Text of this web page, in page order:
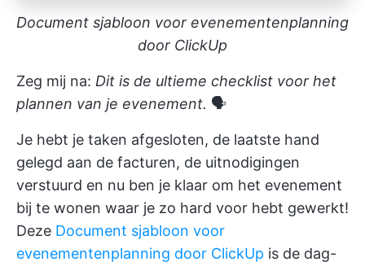
Document sjabloon voor evenementenplanning
door ClickUp
Zeg mij na: Dit is de ultieme checklist voor het
plannen van je evenement. 🗣
Je hebt je taken afgesloten, de laatste hand
gelegd aan de facturen, de uitnodigingen
verstuurd en nu ben je klaar om het evenement
bij te wonen waar je zo hard voor hebt gewerkt!
Deze Document sjabloon voor
evenementenplanning door ClickUp is de dag-